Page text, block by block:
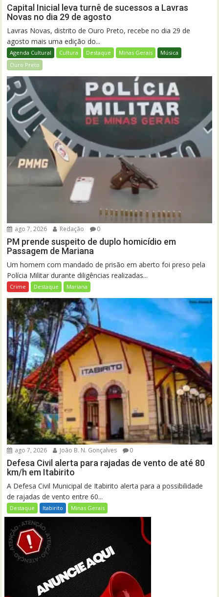
Capital Inicial leva turnê de sucessos a Lavras
Novas no dia 29 de agosto
Lavras Novas, distrito de Ouro Preto, recebe no dia 29 de
agosto mais uma edição do...
Agenda Cultural Cultura Destaque Minas Gerais
Música
Ouro Preto
ago 7, 2026 Redação 0
PM prende suspeito de duplo homicídio em
Passagem de Mariana
Um homem com mandado de prisão em aberto foi preso pela
Polícia Militar durante diligências realizadas...
Crime Destaque Mariana
ago 7, 2026 João B. N. Gonçalves 0
Defesa Civil alerta para rajadas de vento de até 80
km/h em Itabirito
A Defesa Civil Municipal de Itabirito alerta para a possibilidade
de rajadas de vento entre 60...
Destaque Itabirito Minas Gerais